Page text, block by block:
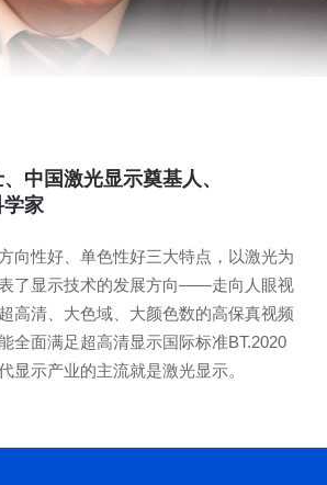
中国激光显示奠基人、
学家
向性好、单色性好三大特点，以激光为
了显示技术的发展方向——走向人眼视
高清、大色域、大颜色数的高保真视频
全面满足超高清显示国际标准BT.2020
显示产业的主流就是激光显示。